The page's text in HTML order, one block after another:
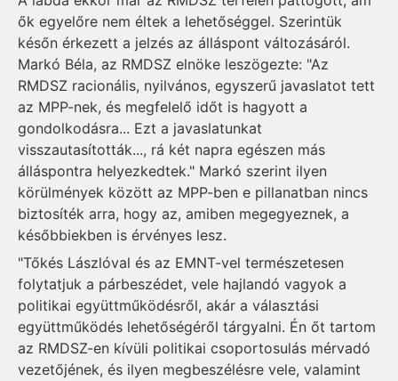
ők egyelőre nem éltek a lehetőséggel. Szerintük
későn érkezett a jelzés az álláspont változásáról.
Markó Béla, az RMDSZ elnöke leszögezte: "Az
RMDSZ racionális, nyilvános, egyszerű javaslatot tett
az MPP-nek, és megfelelő időt is hagyott a
gondolkodásra... Ezt a javaslatunkat
visszautasították..., rá két napra egészen más
álláspontra helyezkedtek." Markó szerint ilyen
körülmények között az MPP-ben e pillanatban nincs
biztosíték arra, hogy az, amiben megegyeznek, a
későbbiekben is érvényes lesz.
"Tőkés Lászlóval és az EMNT-vel természetesen
folytatjuk a párbeszédet, vele hajlandó vagyok a
politikai együttműködésről, akár a választási
együttműködés lehetőségéről tárgyalni. Én őt tartom
az RMDSZ-en kívüli politikai csoportosulás mérvadó
vezetőjének, és ilyen megbeszélésre vele, valamint